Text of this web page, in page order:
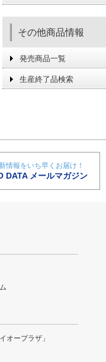
その他商品情報
発売商品一覧
生産終了品検索
情報をいち早くお届け！
DATA メールマガジン
オープラザ」